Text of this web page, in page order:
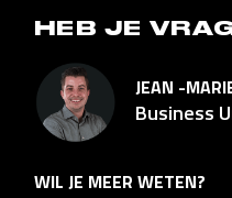
HEB JE
JEAN -
Business
WIL JE MEER WETEN?